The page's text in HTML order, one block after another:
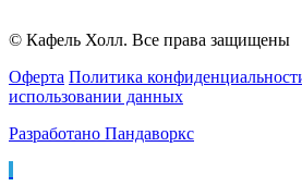
© Кафель Холл. Все права защищены
Оферта Политика
использовании данных
Разработано Пандаворкс